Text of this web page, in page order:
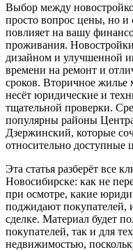
Выбор между
просто вопрос цены, но и
повлияет на вашу
проживания.
дизайном и улучшенной
времени на ремонт и
сроков. Вторичное жилье
несёт юридические и
тщательной проверки.
популярны районы
Дзержинский, которые
относительно доступные
Эта статья разберёт все
Новосибирске: как не
при осмотре, какие
поджидают покупателей,
сделке. Материал будет
покупателей, так и для
недвижимостью,